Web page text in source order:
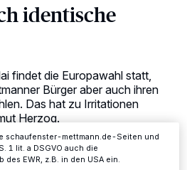
identische
findet die Europawahl statt,
Bürger aber auch ihren
Das hat zu Irritationen
Herzog.
Durch Auswahl von OK aktivieren Sie
Dienste bereitzustellen“ aufgeführten
sind, sind manche Inhalte und
aufrufen, um Ihre Einstellungen zu
zu widerrufen, indem Sie auf den Link
am unteren Rand der Webseite klicken.
unseres Website. Weitere
Datenschutzerklärung.
schaufenster-mettmann.de-Seiten und
1 lit. a DSGVO auch die
des EWR, z.B. in den USA ein.